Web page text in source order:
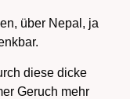
über Nepal, ja
diese dicke
Geruch mehr